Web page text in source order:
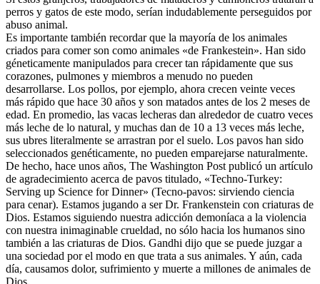
perros y gatos de este modo, serían indudablemente perseguidos por
abuso animal.
Es importante también recordar que la mayoría de los animales
criados para comer son como animales «de Frankestein». Han sido
géneticamente manipulados para crecer tan rápidamente que sus
corazones, pulmones y miembros a menudo no pueden
desarrollarse. Los pollos, por ejemplo, ahora crecen veinte veces
más rápido que hace 30 años y son matados antes de los 2 meses de
edad. En promedio, las vacas lecheras dan alrededor de cuatro veces
más leche de lo natural, y muchas dan de 10 a 13 veces más leche,
sus ubres literalmente se arrastran por el suelo. Los pavos han sido
seleccionados genéticamente, no pueden emparejarse naturalmente.
De hecho, hace unos años, The Washington Post publicó un artículo
de agradecimiento acerca de pavos titulado, «Techno-Turkey:
Serving up Science for Dinner» (Tecno-pavos: sirviendo ciencia
para cenar). Estamos jugando a ser Dr. Frankenstein con criaturas de
Dios. Estamos siguiendo nuestra adicción demoníaca a la violencia
con nuestra inimaginable crueldad, no sólo hacia los humanos sino
también a las criaturas de Dios. Gandhi dijo que se puede juzgar a
una sociedad por el modo en que trata a sus animales. Y aún, cada
día, causamos dolor, sufrimiento y muerte a millones de animales de
Dios.